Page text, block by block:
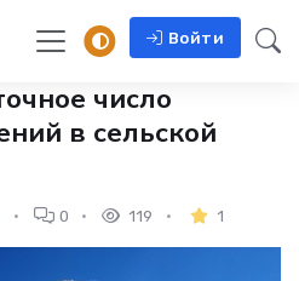
Войти
число
в сельской
0 119 1